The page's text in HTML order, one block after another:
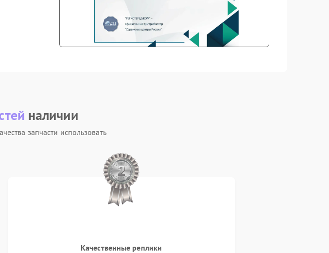
наличии
запчасти использовать
Качественные реплики